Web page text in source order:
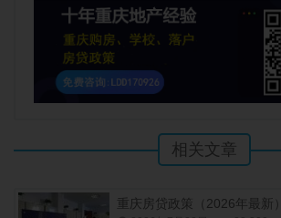
相关文章
重庆房贷政策（2026年最新）